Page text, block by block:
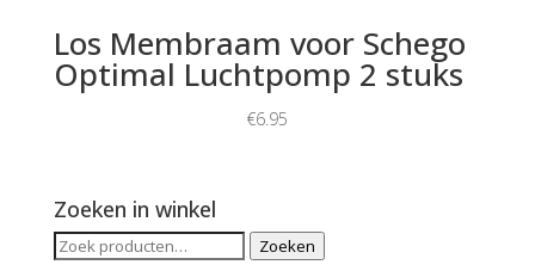
Los Membraam voor Schego
Optimal Luchtpomp 2 stuks
€6.95
Zoeken in winkel
Zoeken
Zoeken